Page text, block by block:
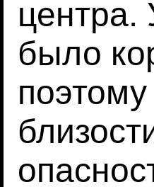
центра.
было